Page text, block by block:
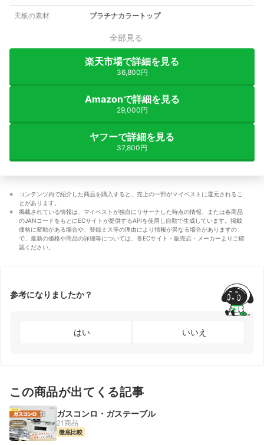
天板の素材 プラチナカラートップ
全部見る
楽天市場で詳細を見る
36,800円
Amazonで詳細を見る
29,000円
ヤフーで詳細を見る
37,800円
コンテンツ内で紹介した商品を購入すると、売上の一部がマイベストに還元されるこ
とがあります。
掲載されている情報は、マイベストが独自にリサーチした時点の情報、または各商品
のJANコードをもとにECサイトが提供するAPIを使用し自動で生成しています。掲載
価格に変動がある場合や、登録ミス等の理由により情報が異なる場合がありますの
で、最新の価格や商品の詳細等については、各ECサイト・販売店・メーカーよりご確
認ください。
参考になりましたか？
はい いいえ
この商品が出てくる記事
ガスコンロ・ガステーブル
21商品
徹底比較